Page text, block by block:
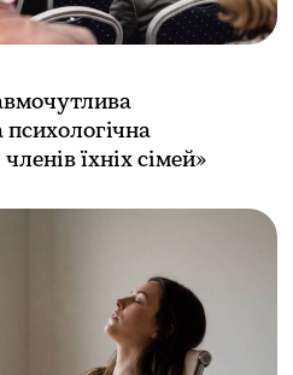
психологічна
їхніх сімей»